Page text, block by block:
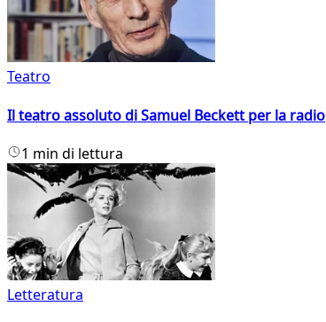
Teatro
Il teatro assoluto di Samuel Beckett per la radio
1 min di lettura
Letteratura